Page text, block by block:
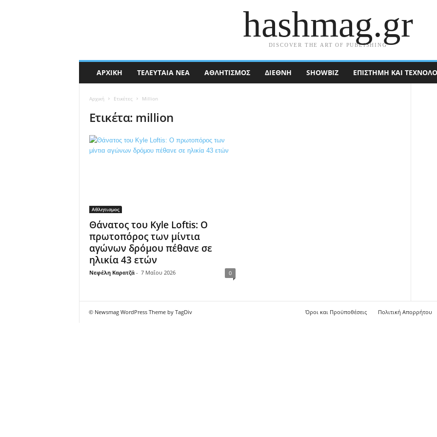
hashmag.gr
DISCOVER THE ART OF PUBLISHING
ΑΡΧΙΚΉ ΤΕΛΕΥΤΑΊΑ ΝΈΑ ΑΘΛΗΤΙΣΜΟΣ ΔΙΕΘΝΉ SHOWBIZ ΕΠΙΣΤΉΜΗ ΚΑΙ
Αρχική Ετικέτες Million
Ετικέτα: million
Αθλητισμος
Θάνατος του Kyle Loftis: Ο
πρωτοπόρος των μίντια
αγώνων δρόμου πέθανε σε
ηλικία 43 ετών
Νεφέλη Καρατζά - 7 Μαΐου 2026 0
Όροι και Προϋποθέσεις Πολιτική Απορρήτου
© Newsmag WordPress Theme by TagDiv